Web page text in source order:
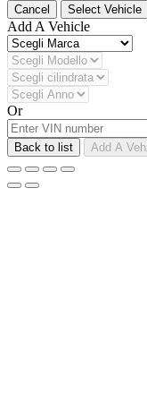
Cancel
Select Vehicle
Add A Vehicle
Or
Back to list Add A